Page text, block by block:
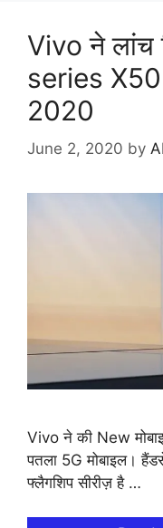
Vivo ने लांच
series
2020
June 2, 2020 by
Vivo ने की New
पतला 5G मोबाइल।
फ्लैगशिप सीरीज़ है …